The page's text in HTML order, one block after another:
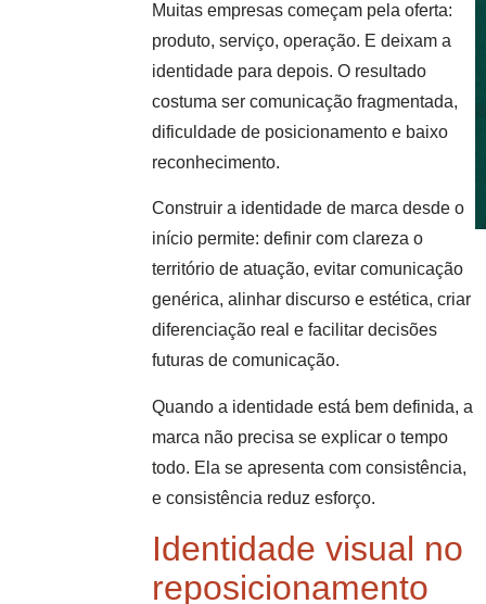
Muitas empresas começam pela oferta:
produto, serviço, operação. E deixam a
identidade para depois. O resultado
costuma ser comunicação fragmentada,
dificuldade de posicionamento e baixo
reconhecimento.
Construir a identidade de marca desde o
início permite: definir com clareza o
território de atuação, evitar comunicação
genérica, alinhar discurso e estética, criar
diferenciação real e facilitar decisões
futuras de comunicação.
Quando a identidade está bem definida, a
marca não precisa se explicar o tempo
todo. Ela se apresenta com consistência,
e consistência reduz esforço.
Identidade visual no
reposicionamento